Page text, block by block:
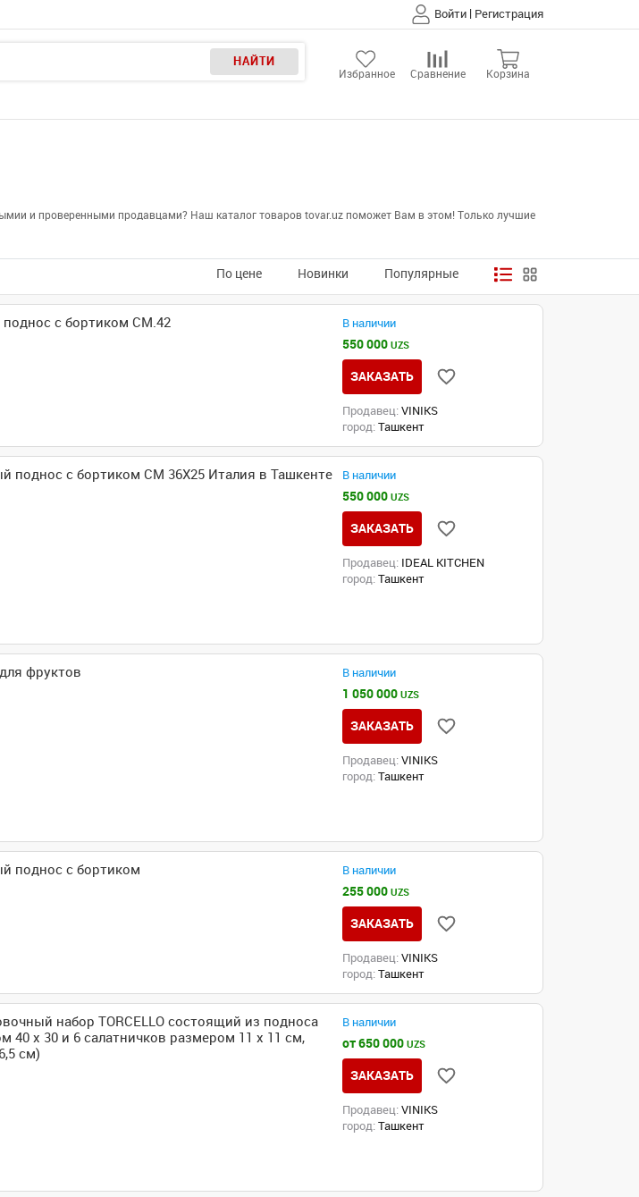
Войти | Регистрация
НАЙТИ
Избранное Сравнение Корзина
и проверенными продавцами? Наш каталог товаров tovar.uz поможет Вам в этом! Только лучшие
По цене Новинки Популярные
поднос с бортиком CM.42 В наличии
550 000UZS
ЗАКАЗАТЬ
Продавец: VINIKS
город: Ташкент
поднос с бортиком CM 36X25 Италия в Ташкенте В наличии
550 000UZS
ЗАКАЗАТЬ
Продавец: IDEAL KITCHEN
город: Ташкент
фруктов В наличии
1 050 000UZS
ЗАКАЗАТЬ
Продавец: VINIKS
город: Ташкент
поднос с бортиком В наличии
255 000UZS
ЗАКАЗАТЬ
Продавец: VINIKS
город: Ташкент
набор TORCELLO состоящий из подноса
40 х 30 и 6 салатничков размером 11 x 11 см,
см)
В наличии
от 650 000UZS
ЗАКАЗАТЬ
Продавец: VINIKS
город: Ташкент